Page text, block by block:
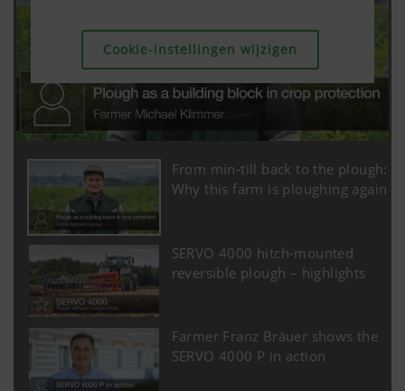
Cookie-instellingen wijzigen
Cookie-instellingen wijzigen
Cookie-instellingen wijzigen
From min-till back to the plough:
Why this farm is ploughing again
SERVO 4000 hitch-mounted
reversible plough – highlights
Farmer Franz Bräuer shows the
SERVO 4000 P in action